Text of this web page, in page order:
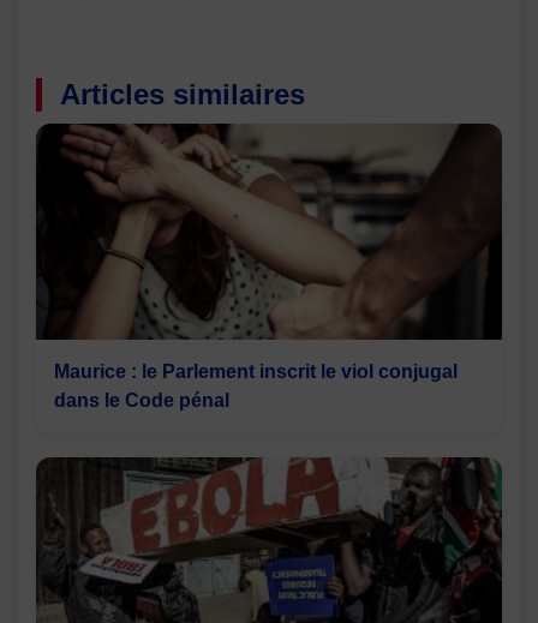
Articles similaires
Maurice : le Parlement inscrit le viol conjugal
dans le Code pénal